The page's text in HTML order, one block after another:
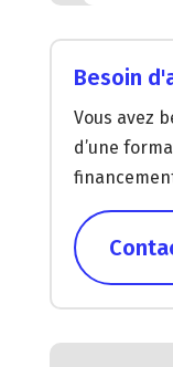
Besoin
Vous avez
d’une